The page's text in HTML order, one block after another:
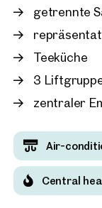
getrennte
Teeküche
3
zentraler
Air-
Central